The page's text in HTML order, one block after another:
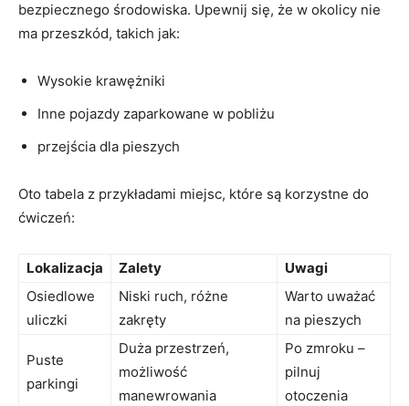
bezpiecznego środowiska. Upewnij się, że w okolicy nie
ma przeszkód, takich jak:
Wysokie krawężniki
Inne pojazdy zaparkowane w pobliżu
przejścia dla pieszych
Oto tabela z przykładami miejsc, które są korzystne do
ćwiczeń:
Lokalizacja Zalety
Uwagi
Osiedlowe
uliczki
Niski ruch, różne
zakręty
Warto uważać
na pieszych
Puste
parkingi
Duża przestrzeń,
możliwość
manewrowania
Po zmroku –
pilnuj
otoczenia